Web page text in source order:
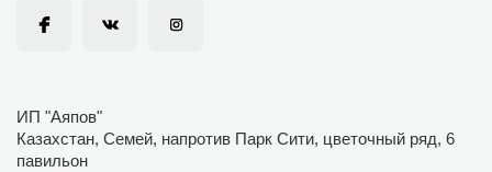
ИП "Аяпов"
Казахстан, Семей, напротив Парк Сити, цветочный ряд, 6
павильон